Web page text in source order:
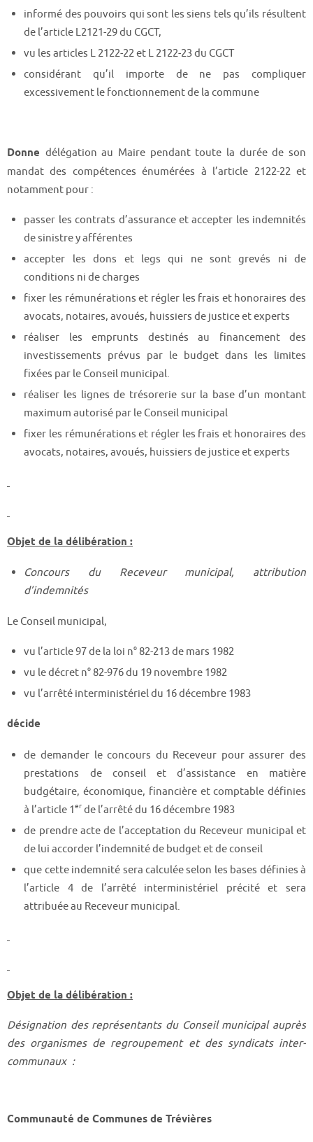
informé des pouvoirs qui sont les siens tels qu’ils résultent
de l’article L2121-29 du CGCT,
vu les articles L 2122-22 et L 2122-23 du CGCT
considérant qu’il importe de ne pas compliquer
excessivement le fonctionnement de la commune
Donne délégation au Maire pendant toute la durée de son
mandat des compétences énumérées à l’article 2122-22 et
notamment pour :
passer les contrats d’assurance et accepter les indemnités
de sinistre y afférentes
accepter les dons et legs qui ne sont grevés ni de
conditions ni de charges
fixer les rémunérations et régler les frais et honoraires des
avocats, notaires, avoués, huissiers de justice et experts
réaliser les emprunts destinés au financement des
investissements prévus par le budget dans les limites
fixées par le Conseil municipal.
réaliser les lignes de trésorerie sur la base d’un montant
maximum autorisé par le Conseil municipal
fixer les rémunérations et régler les frais et honoraires des
avocats, notaires, avoués, huissiers de justice et experts
Objet de la délibération :
Concours du Receveur municipal, attribution
d’indemnités
Le Conseil municipal,
vu l’article 97 de la loi n° 82-213 de mars 1982
vu le décret n° 82-976 du 19 novembre 1982
vu l’arrêté interministériel du 16 décembre 1983
décide
de demander le concours du Receveur pour assurer des
prestations de conseil et d’assistance en matière
budgétaire, économique, financière et comptable définies
à l’article 1er de l’arrêté du 16 décembre 1983
de prendre acte de l’acceptation du Receveur municipal et
de lui accorder l’indemnité de budget et de conseil
que cette indemnité sera calculée selon les bases définies à
l’article 4 de l’arrêté interministériel précité et sera
attribuée au Receveur municipal.
Objet de la délibération :
Désignation des représentants du Conseil municipal auprès
des organismes de regroupement et des syndicats inter-
communaux :
Communauté de Communes de Trévières